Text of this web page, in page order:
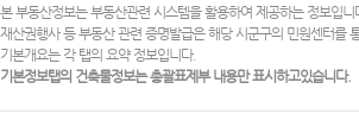
본 부동산정보는 부동산관련 시스템을 활용하여 제공하는 정보입니
재산권행사 등 부동산 관련 증명발급은 해당 시군구의 민원센터를
기본개요는 각 탭의 요약 정보입니다.
기본정보탭의 건축물정보는 총괄표제부 내용만 표시하고있습니다.